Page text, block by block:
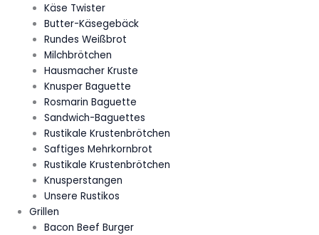
Käse Twister
Butter-Käsegebäck
Rundes Weißbrot
Milchbrötchen
Hausmacher Kruste
Knusper Baguette
Rosmarin Baguette
Sandwich-Baguettes
Rustikale Krustenbrötchen
Saftiges Mehrkornbrot
Rustikale Krustenbrötchen
Knusperstangen
Unsere Rustikos
Grillen
Bacon Beef Burger